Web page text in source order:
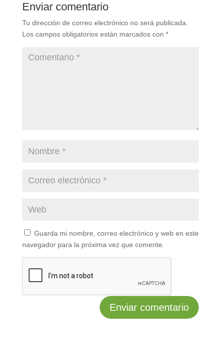
Enviar comentario
Tu dirección de correo electrónico no será publicada.
Los campos obligatorios están marcados con *
Guarda mi nombre, correo electrónico y web en este
navegador para la próxima vez que comente.